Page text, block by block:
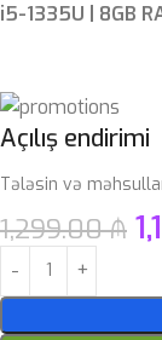
i5-1335U | 8GB
Açılış endirimi
Tələsin və
1,299.00₼